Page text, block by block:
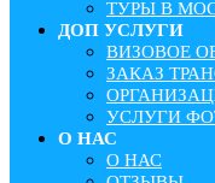
ТУРЫ В
ДОП УСЛУГИ
ВИЗОВОЕ
ЗАКАЗ
УСЛУГИ
О НАС
О НАС